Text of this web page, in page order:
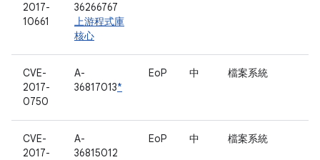
2017-
10661
36266767
上游程式庫
核心
CVE-
2017-
0750
A-
36817013*
EoP 中 檔案系統
CVE-
2017-
A-
36815012
EoP 中 檔案系統